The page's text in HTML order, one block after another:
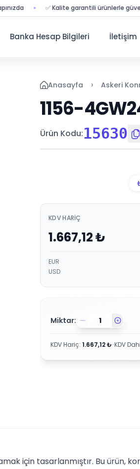
✅ Kalite garantili ürünlerle güvenli
Banka Hesap Bilgileri İletişim
Anasayfa › Askeri
1156-
Ürün Kodu:15630
KDV HARIÇ
1.667,12₺
EUR
USD
Miktar:
KDV Hariç: 1.667,12₺•KDV
için tasarlanmıştır. Bu ürün,